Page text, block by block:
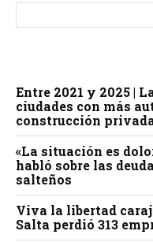
Entre 2021 y 2025 |
ciudades con más
construcción
«La situación es
habló sobre las
salteños
Viva la libertad
Salta perdió 313